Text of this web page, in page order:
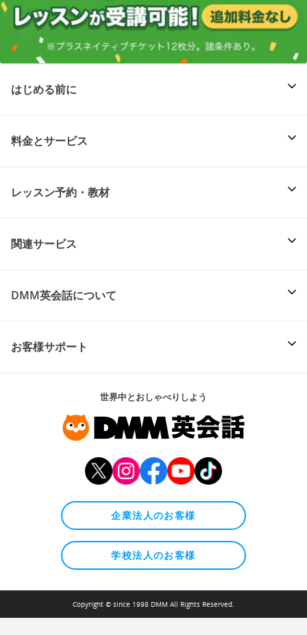
はじめる前に
料金とサービス
レッスン予約・教材
関連サービス
DMM英会話について
お客様サポート
世界中とおしゃべりしよう
企業法人のお客様
学校法人のお客様
Copyright © since 1998 DMM All Rights Reserved.